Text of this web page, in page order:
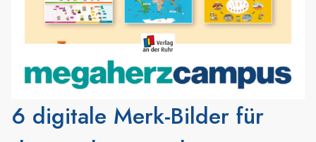
6 digitale Merk-Bilder für